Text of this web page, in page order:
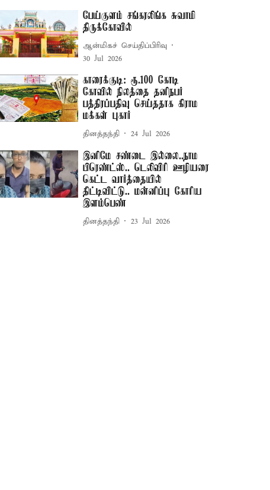
பேய்குளம் சங்கரலிங்க சுவாமி
திருக்கோவில்
ஆன்மிகச் செய்திப்பிரிவு
30 Jul 2026
காரைக்குடி: ரூ.100 கோடி
கோவில் நிலத்தை தனிநபர்
பத்திரப்பதிவு செய்ததாக கிராம
மக்கள் புகார்
தினத்தந்தி 24 Jul 2026
இனிமே சண்டை இல்லை..நாம
பிரெண்ட்ஸ்.. டெலிவிரி ஊழியரை
கெட்ட வார்த்தையில்
திட்டிவிட்டு.. மன்னிப்பு கோரிய
இளம்பெண்
தினத்தந்தி 23 Jul 2026